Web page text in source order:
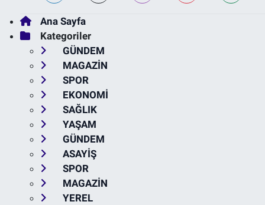
Ana Sayfa
Kategoriler
GÜNDEM
MAGAZİN
SPOR
EKONOMİ
SAĞLIK
YAŞAM
GÜNDEM
ASAYİŞ
SPOR
MAGAZİN
YEREL